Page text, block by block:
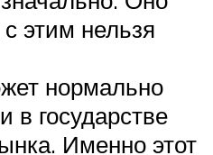
этим нельзя
нормально
в государстве
Именно этот